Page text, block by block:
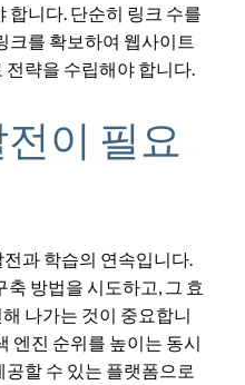
합니다. 단순히 링크 수를
크를 확보하여 웹사이트
략을 수립해야 합니다.
이 필요
과 학습의 연속입니다.
방법을 시도하고, 그 효
나가는 것이 중요합니
엔진 순위를 높이는 동시
할 수 있는 플랫폼으로